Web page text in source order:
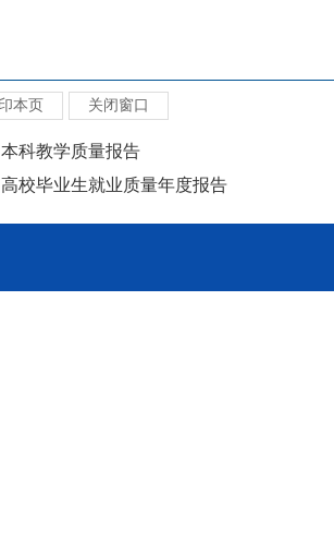
本页 关闭窗口
本科教学质量报告
高校毕业生就业质量年度报告